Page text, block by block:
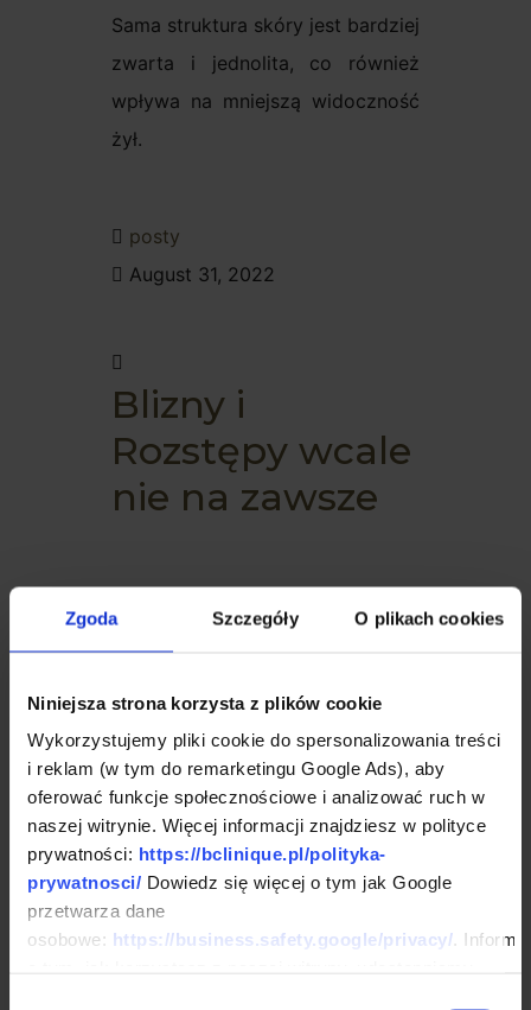
Zgoda Szczegóły O plikach cookies
Niniejsza strona korzysta z plików cookie
Wykorzystujemy pliki cookie do spersonalizowania treści
i reklam (w tym do remarketingu Google Ads), aby
oferować funkcje społecznościowe i analizować ruch w
naszej witrynie. Więcej informacji znajdziesz w polityce
prywatności: https://bclinique.pl/polityka-
prywatnosci/ Dowiedz się więcej o tym jak Google
przetwarza dane
osobowe: https://business.safety.google/privacy/.
Sama struktura skóry jest bardziej
zwarta i jednolita, co również
wpływa na mniejszą widoczność
żył.
posty
August 31, 2022
Blizny i
Rozstępy wcale
nie na zawsze
Wazektomia -
prezent od
Niego dla Niej
ZOBACZ JAK DO NAS